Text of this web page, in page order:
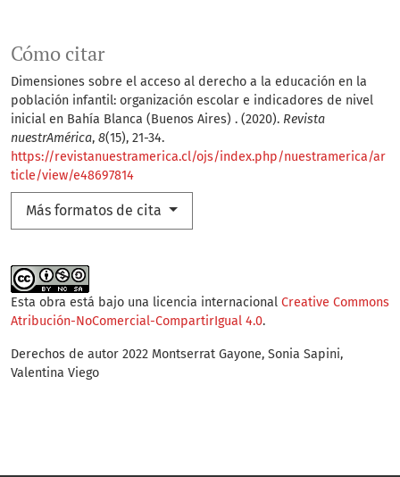
Cómo citar
Dimensiones sobre el acceso al derecho a la educación en la
población infantil: organización escolar e indicadores de nivel
inicial en Bahía Blanca (Buenos Aires) . (2020). Revista
nuestrAmérica, 8(15), 21-34.
https://revistanuestramerica.cl/ojs/index.php/nuestramerica/ar
ticle/view/e48697814
Más formatos de cita
Esta obra está bajo una licencia internacional Creative Commons
Atribución-NoComercial-CompartirIgual 4.0.
Derechos de autor 2022 Montserrat Gayone, Sonia Sapini,
Valentina Viego